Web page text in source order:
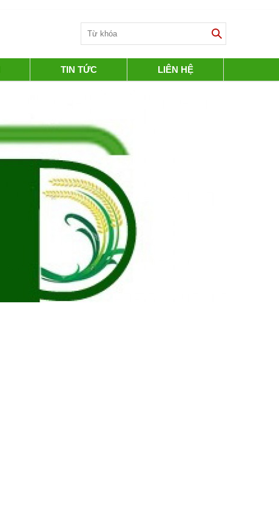
TIN TỨC LIÊN HỆ